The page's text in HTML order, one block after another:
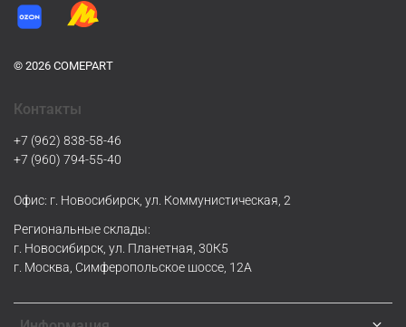
© 2026 COMEPART
Контакты
+7 (962) 838-58-46
+7 (960) 794-55-40
Офис: г. Новосибирск, ул. Коммунистическая, 2
Региональные склады:
г. Новосибирск, ул. Планетная, 30К5
г. Москва, Симферопольское шоссе, 12А